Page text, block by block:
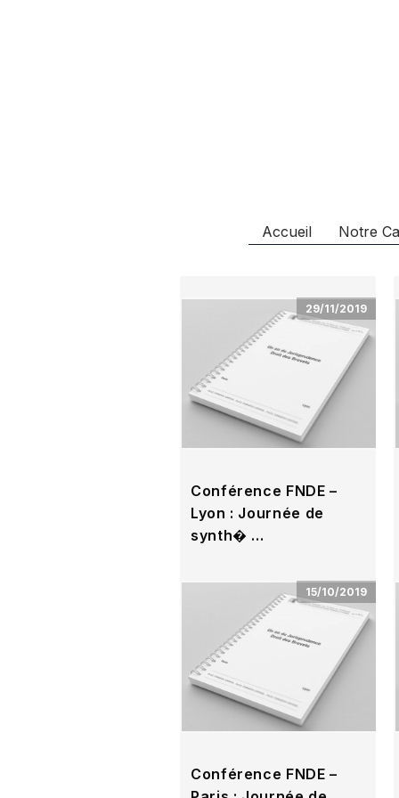
Accueil Notre
29/11/2019
Conférence FNDE –
Lyon : Journée de
synth� …
Lyon Lieu Best Western –
Hôtel Charlemagne 23, cours
Charlemagne – …
15/10/2019
Conférence FNDE –